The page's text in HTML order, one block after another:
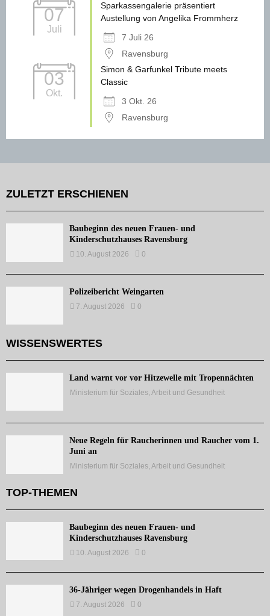
07
Juli
Sparkassengalerie präsentiert
Austellung von Angelika Frommherz
7 Juli 26
Ravensburg
03
Okt.
Simon & Garfunkel Tribute meets
Classic
3 Okt. 26
Ravensburg
ZULETZT ERSCHIENEN
Baubeginn des neuen Frauen- und
Kinderschutzhauses Ravensburg
10. August 2026 0
Polizeibericht Weingarten
7. August 2026 0
WISSENSWERTES
Land warnt vor vor Hitzewelle mit Tropennächten
Ministerium für Soziales, Arbeit und Gesundheit
Neue Regeln für Raucherinnen und Raucher vom 1.
Juni an
Ministerium für Soziales, Arbeit und Gesundheit
TOP-THEMEN
Baubeginn des neuen Frauen- und
Kinderschutzhauses Ravensburg
10. August 2026 0
36-Jähriger wegen Drogenhandels in Haft
7. August 2026 0